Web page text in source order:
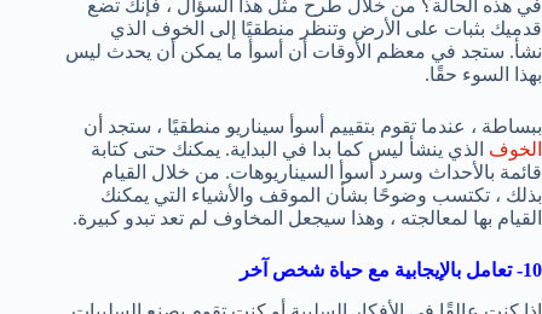
في هذه الحالة؟ من خلال طرح مثل هذا السؤال ، فإنك تضع
قدميك بثبات على الأرض وتنظر منطقيًا إلى الخوف الذي
نشأ. ستجد في معظم الأوقات أن أسوأ ما يمكن أن يحدث ليس
بهذا السوء حقًا.
ببساطة ، عندما تقوم بتقييم أسوأ سيناريو منطقيًا ، ستجد أن
الخوف الذي ينشأ ليس كما بدا في البداية. يمكنك حتى كتابة
قائمة بالأحداث وسرد أسوأ السيناريوهات. من خلال القيام
بذلك ، تكتسب وضوحًا بشأن الموقف والأشياء التي يمكنك
القيام بها لمعالجته ، وهذا سيجعل المخاوف لم تعد تبدو كبيرة.
10- تعامل بالإيجابية مع حياة شخص آخر